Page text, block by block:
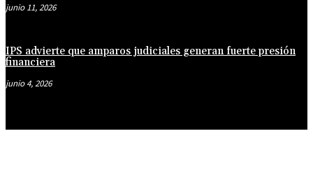
junio 11, 2026
IPS advierte que amparos judiciales generan fuerte presión
financiera
junio 4, 2026